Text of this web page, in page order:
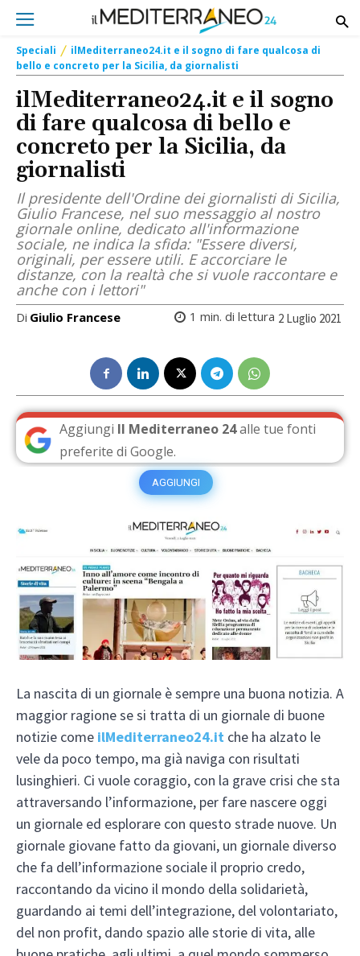
Speciali
ilMediterraneo24.it e il sogno di fare qualcosa di
bello e concreto per la Sicilia, da giornalisti
ilMediterraneo24.it e il sogno
di fare qualcosa di bello e
concreto per la Sicilia, da
giornalisti
Il presidente dell'Ordine dei giornalisti di Sicilia,
Giulio Francese, nel suo messaggio al nostro
giornale online, dedicato all'informazione
sociale, ne indica la sfida: "Essere diversi,
originali, per essere utili. E accorciare le
distanze, con la realtà che si vuole raccontare e
anche con i lettori"
Di Giulio Francese 2 Luglio 2021
1 min. di lettura
Aggiungi Il Mediterraneo 24alle tue fonti
preferite di Google.
AGGIUNGI
La nascita di un giornale è sempre una buona notizia. A
maggior ragione se si tratta di un giornale di buone
notizie come ilMediterraneo24.it che ha alzato le
vele da poco tempo, ma già naviga con risultati
lusinghieri. Ci vuole coraggio, con la grave crisi che sta
attraversando l’informazione, per fare nascere oggi
un giornale ed esplorare con questo strade nuove. Un
giornale giovane fatto da giovani, un giornale diverso
che fa dell’informazione sociale il proprio credo,
raccontando da vicino il mondo della solidarietà,
guardando ai temi dell’integrazione, del volontariato,
del non profit, dando spazio alle storie di vita, alle